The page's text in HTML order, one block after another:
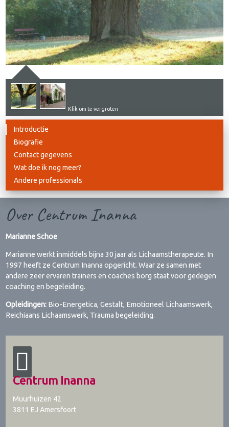
Klik om te vergroten
Introductie
Biografie
Contact gegevens
Wat doe ik nog meer?
Andere professionals
Over Centrum Inanna
Marianne Schoe
Marianne werkt inmiddels bijna 30 jaar als Lichaamstherapeute. In
1997 heeft ze Centrum Inanna opgericht. Waar ze samen met
andere zeer ervaren trainers en coaches borg staat voor gedegen
coaching en begeleiding.
Opleidingen: Bio-Energetica, Gestalt, Emotioneel Lichaamswerk,
Reichiaans Lichaamswerk, Trauma begeleiding.
Centrum Inanna
Muurhuizen 42
3811 EJ Amersfoort